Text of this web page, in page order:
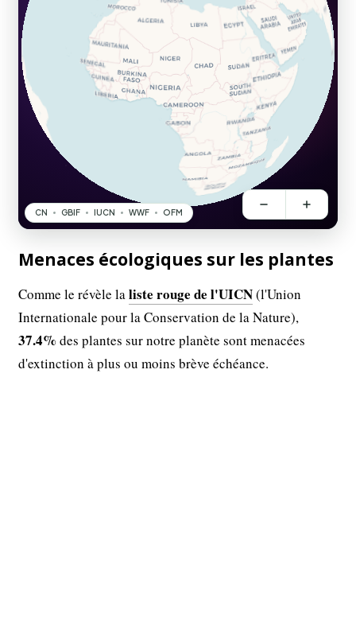
Menaces écologiques sur les plantes
Comme le révèle laliste rouge de l'UICN(l'Union
Internationale pour la Conservation de la Nature),
37.4% des plantes sur notre planète sont menacées
d'extinction à plus ou moins brève échéance.